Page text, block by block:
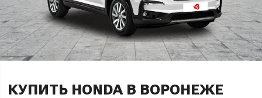
КУПИТЬ HONDA В ВОРОНЕЖЕ